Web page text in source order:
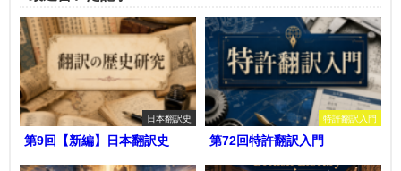
日本翻訳史
第9回【新編】日本翻訳史
特許翻訳入門
第72回特許翻訳入門